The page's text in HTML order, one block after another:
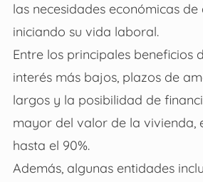
las necesidades económicas de
iniciando su vida laboral.
Entre los principales beneficios
interés más bajos, plazos de
largos y la posibilidad de
mayor del valor de la vivienda,
hasta el 90%.
Además, algunas entidades